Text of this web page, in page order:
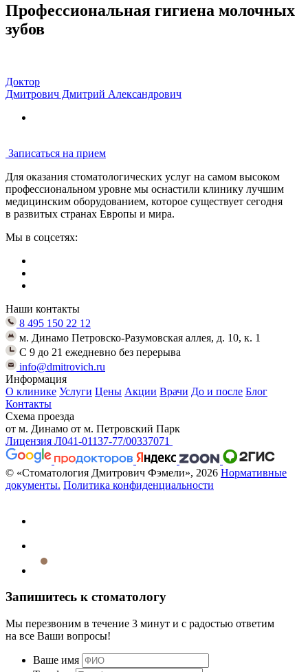
Профессиональная гигиена молочных
зубов
Доктор
Дмитрович Дмитрий Александрович
Записаться на прием
Для оказания стоматологических услуг на самом высоком
профессиональном уровне мы оснастили клинику лучшим
медицинским оборудованием, которое существует сегодня
в развитых странах Европы и мира.
Мы в соцсетях:
Наши контакты
8 495 150 22 12
м. Динамо Петровско-Разумовская аллея, д. 10, к. 1
C 9 до 21 ежедневно без перерыва
info@dmitrovich.ru
Информация
О клинике Услуги Цены Акции Врачи До и после Блог
Контакты
Схема проезда
от м. Динамо от м. Петровский Парк
Лицензия Л041-01137-77/00337071
© «Стоматология Дмитрович Фэмели», 2026 Нормативные
документы. Политика конфиденциальности
Запишитесь к стоматологу
Мы перезвоним в течение 3 минут и с радостью ответим
на все Ваши вопросы!
Ваше имя